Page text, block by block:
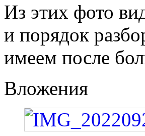
Из этих фото
и порядок
имеем после
Вложения